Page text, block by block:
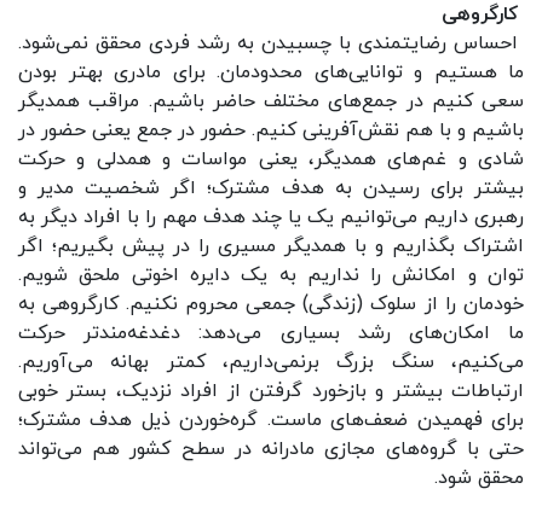
کارگروهی
احساس رضایتمندی با چسبیدن به رشد فردی محقق نمی‌شود.
ما هستیم و توانایی‌های محدودمان. برای مادری بهتر بودن
سعی کنیم در جمع‌های مختلف حاضر باشیم. مراقب همدیگر
باشیم و با هم نقش‌آفرینی کنیم. حضور در جمع یعنی حضور در
شادی و غم‌های همدیگر، یعنی مواسات و همدلی و حرکت
بیشتر برای رسیدن به هدف مشترک؛ اگر شخصیت مدیر و
رهبری داریم می‌توانیم یک یا چند هدف مهم را با افراد دیگر به
اشتراک بگذاریم و با همدیگر مسیری را در پیش بگیریم؛ اگر
توان و امکانش را نداریم به یک دایره اخوتی ملحق شویم.
خودمان را از سلوک (زندگی) جمعی محروم نکنیم. کارگروهی به
ما امکان‌های رشد بسیاری می‌دهد: دغدغه‌مندتر حرکت
می‌کنیم، سنگ بزرگ برنمی‌داریم، کمتر بهانه می‌آوریم.
ارتباطات بیشتر و بازخورد گرفتن از افراد نزدیک، بستر خوبی
برای فهمیدن ضعف‌های ماست. گره‌خوردن ذیل هدف مشترک؛
حتی با گروه‌های مجازی مادرانه در سطح کشور هم می‌تواند
محقق شود.